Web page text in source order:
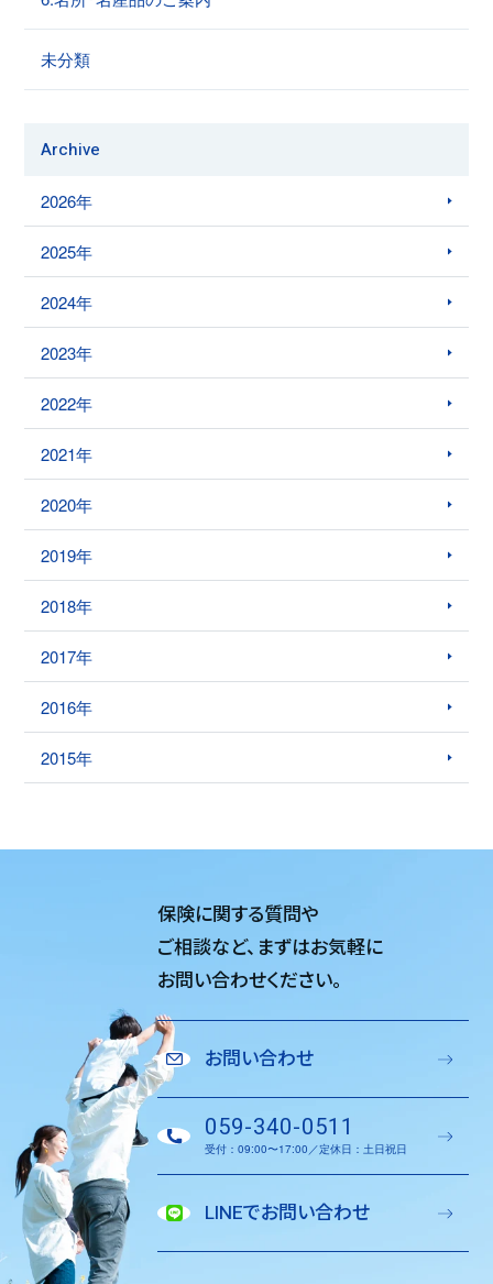
未分類
Archive
2026年
2025年
2024年
2023年
2022年
2021年
2020年
2019年
2018年
2017年
2016年
2015年
保険に関する質問や
ご相談など、 まずはお気軽に
お問い合わせください。
お問い合わせ
059-340-0511
受付：09:00〜17:00／定休日：土日祝日
LINEでお問い合わせ